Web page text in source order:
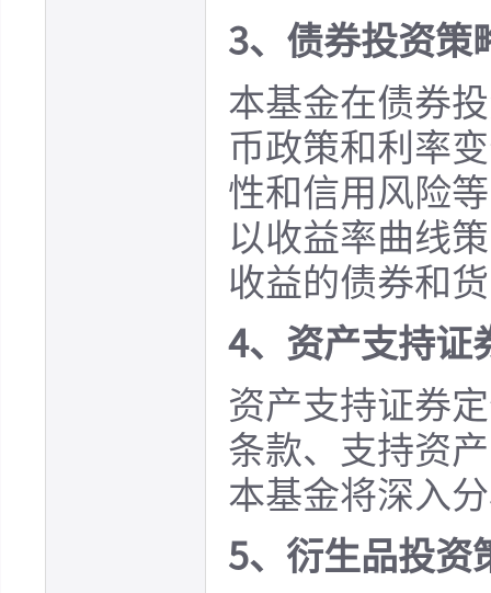
3、债券投资策
本基金在债券
币政策和利率
性和信用风险
以收益率曲线
收益的债券和
4、资产支持证
资产支持证券
条款、支持资
本基金将深入
5、衍生品投资